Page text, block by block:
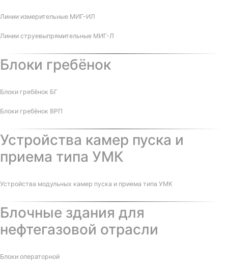
Линии измерительные МИГ-ИЛ
Линии струевыпрямительные МИГ-Л
Блоки гребёнок
Блоки гребёнок БГ
Блоки гребёнок ВРП
Устройства камер пуска и
приема типа УМК
Устройства модульных камер пуска и приема типа УМК
Блочные здания для
нефтегазовой отрасли
Блоки операторной